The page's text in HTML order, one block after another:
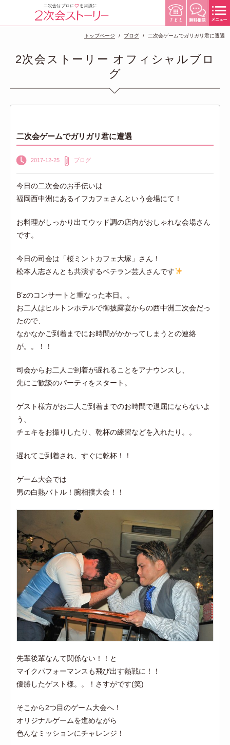
トップページ ブログ 二次会ゲームでガリガリ君に遭遇
2次会ストーリー オフィシャルブロ
グ
二次会ゲームでガリガリ君に遭遇
2017-12-25 ブログ
今日の二次会のお手伝いは
福岡西中洲にあるイフカフェさんという会場にて！
お料理がしっかり出てウッド調の店内がおしゃれな会場さん
です。
今日の司会は「桜ミントカフェ大塚」さん！
松本人志さんとも共演するベテラン芸人さんです
B’zのコンサートと重なった本日。。
お二人はヒルトンホテルで御披露宴からの西中洲二次会だっ
たので、
なかなかご到着までにお時間がかかってしまうとの連絡
が。。！！
司会からお二人ご到着が遅れることをアナウンスし、
先にご歓談のパーティをスタート。
ゲスト様方がお二人ご到着までのお時間で退屈にならないよ
う、
チェキをお撮りしたり、乾杯の練習などを入れたり。。
遅れてご到着され、すぐに乾杯！！
ゲーム大会では
男の白熱バトル！腕相撲大会！！
先輩後輩なんて関係ない！！と
マイクパフォーマンスも飛び出す熱戦に！！
優勝したゲスト様。。！さすがです(笑)
そこから2つ目のゲーム大会へ！
オリジナルゲームを進めながら
色んなミッションにチャレンジ！